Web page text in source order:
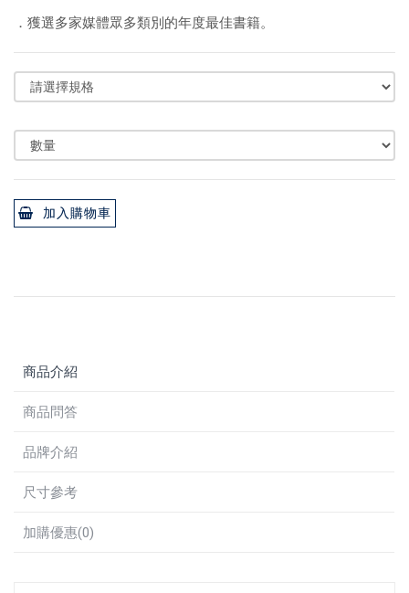
． 獲選多家媒體眾多類別的年度最佳書籍。
加入購物車
商品介紹
商品問答
品牌介紹
尺寸參考
加購優惠(0)